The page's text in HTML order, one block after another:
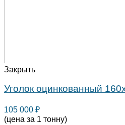
Закрыть
Уголок оцинкованный
105 000 ₽
(цена за 1 тонну)